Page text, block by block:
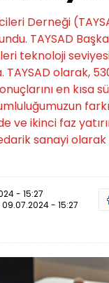
Derneği
TAYSAD
teknoloji
olarak,
en
ve ikinci faz
sanayi
- 15:27
09.07.2024 - 15:27